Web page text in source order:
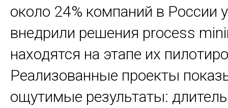
около 24% компаний в России
внедрили решения process
находятся на этапе их
Реализованные проекты
ощутимые результаты: